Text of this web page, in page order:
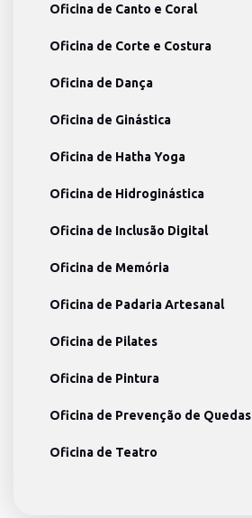
Oficina de Canto e Coral
Oficina de Corte e Costura
Oficina de Dança
Oficina de Ginástica
Oficina de Hatha Yoga
Oficina de Hidroginástica
Oficina de Inclusão Digital
Oficina de Memória
Oficina de Padaria Artesanal
Oficina de Pilates
Oficina de Pintura
Oficina de Prevenção de Quedas
Oficina de Teatro